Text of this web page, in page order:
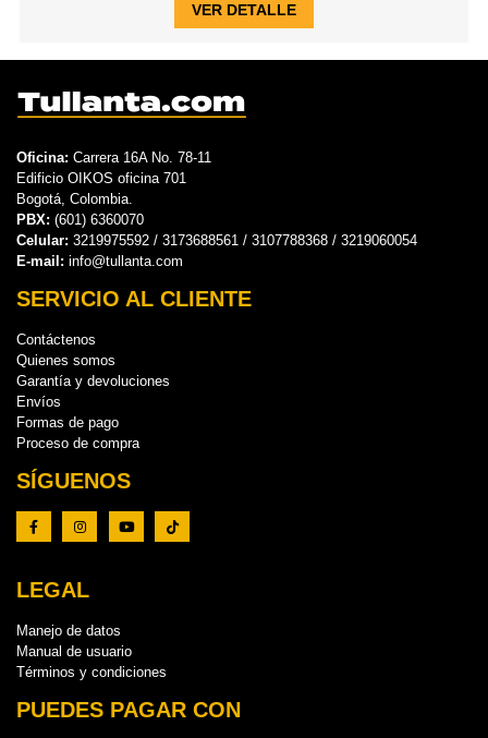
VER DETALLE
Oficina: Carrera 16A No. 78-11
Edificio OIKOS oficina 701
Bogotá, Colombia.
PBX: (601) 6360070
Celular: 3219975592 / 3173688561 / 3107788368 / 3219060054
E-mail: info@tullanta.com
SERVICIO AL CLIENTE
Contáctenos
Quienes somos
Garantía y devoluciones
Envíos
Formas de pago
Proceso de compra
SÍGUENOS
LEGAL
Manejo de datos
Manual de usuario
Términos y condiciones
PUEDES PAGAR CON